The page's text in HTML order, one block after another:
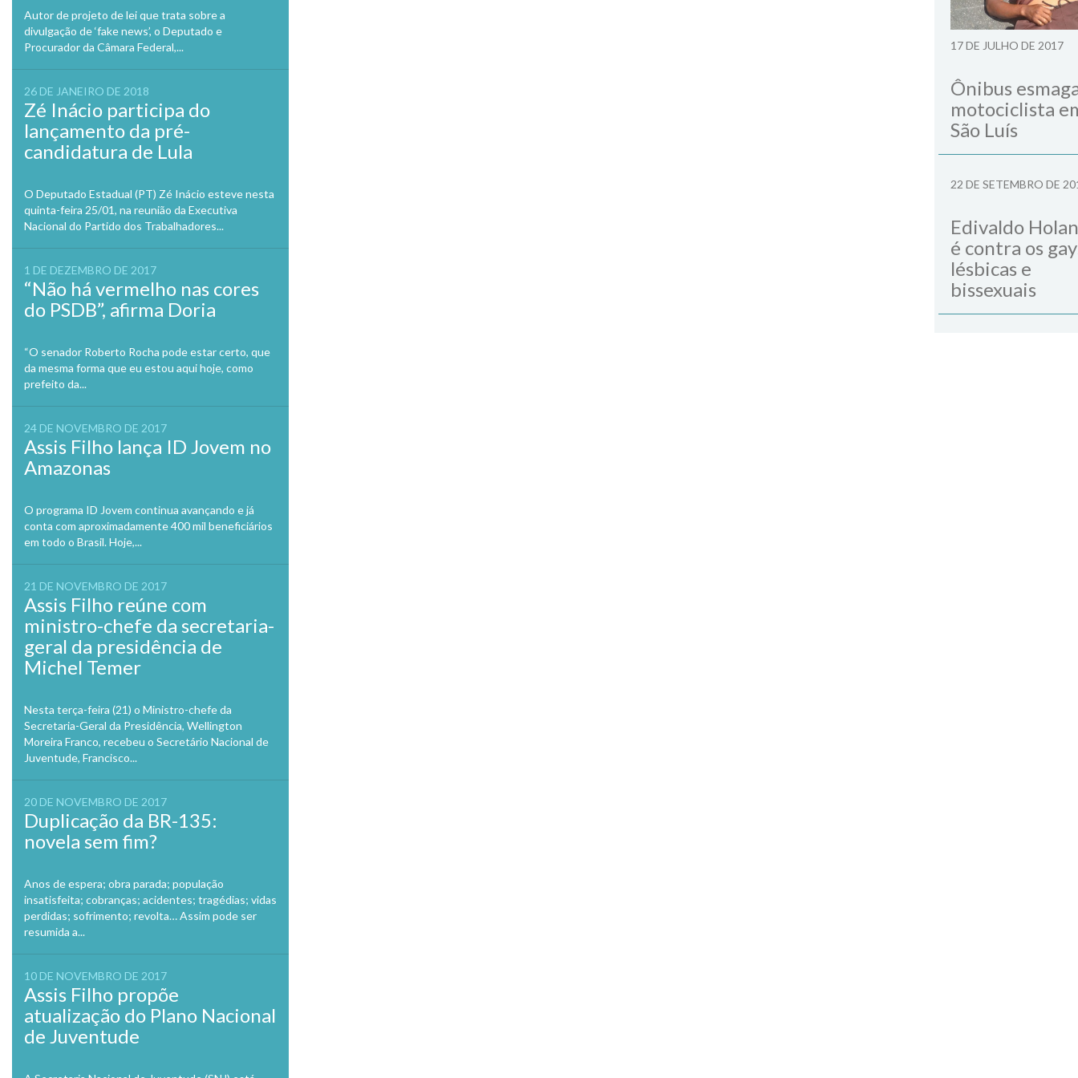
Autor de projeto de lei que trata sobre a
divulgação de ‘fake news’, o Deputado e
Procurador da Câmara Federal,...
26 DE JANEIRO DE 2018
Zé Inácio participa do
lançamento da pré-
candidatura de Lula
O Deputado Estadual (PT) Zé Inácio esteve nesta
quinta-feira 25/01, na reunião da Executiva
Nacional do Partido dos Trabalhadores...
1 DE DEZEMBRO DE 2017
“Não há vermelho nas cores
do PSDB”, afirma Doria
“O senador Roberto Rocha pode estar certo, que
da mesma forma que eu estou aqui hoje, como
prefeito da...
24 DE NOVEMBRO DE 2017
Assis Filho lança ID Jovem no
Amazonas
O programa ID Jovem continua avançando e já
conta com aproximadamente 400 mil beneficiários
em todo o Brasil. Hoje,...
21 DE NOVEMBRO DE 2017
Assis Filho reúne com
ministro-chefe da secretaria-
geral da presidência de
Michel Temer
Nesta terça-feira (21) o Ministro-chefe da
Secretaria-Geral da Presidência, Wellington
Moreira Franco, recebeu o Secretário Nacional de
Juventude, Francisco...
20 DE NOVEMBRO DE 2017
Duplicação da BR-135:
novela sem fim?
Anos de espera; obra parada; população
insatisfeita; cobranças; acidentes; tragédias; vidas
perdidas; sofrimento; revolta… Assim pode ser
resumida a...
10 DE NOVEMBRO DE 2017
Assis Filho propõe
atualização do Plano Nacional
de Juventude
17 DE JULHO DE 2017
Ônibus
motociclista
São Luís
22 DE SETEMBRO DE
Edivaldo
é contra os
lésbicas e
bissexuais